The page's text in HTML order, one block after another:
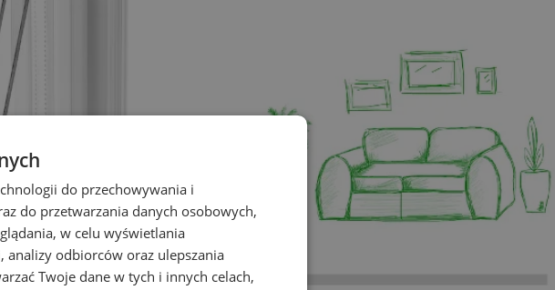
do przechowywania i
do przetwarzania danych osobowych,
w celu wyświetlania
odbiorców oraz ulepszania
Twoje dane w tych i innych celach,